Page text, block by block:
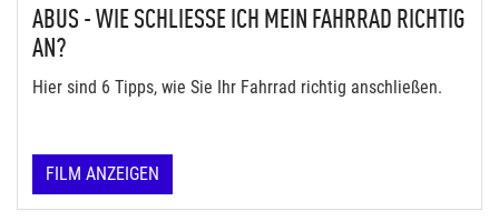
ABUS - WIE SCHLIESSE ICH MEIN FAHRRAD RICHTIG A
N?
Hier sind 6 Tipps, wie Sie Ihr Fahrrad richtig anschließen.
FILM ANZEIGEN